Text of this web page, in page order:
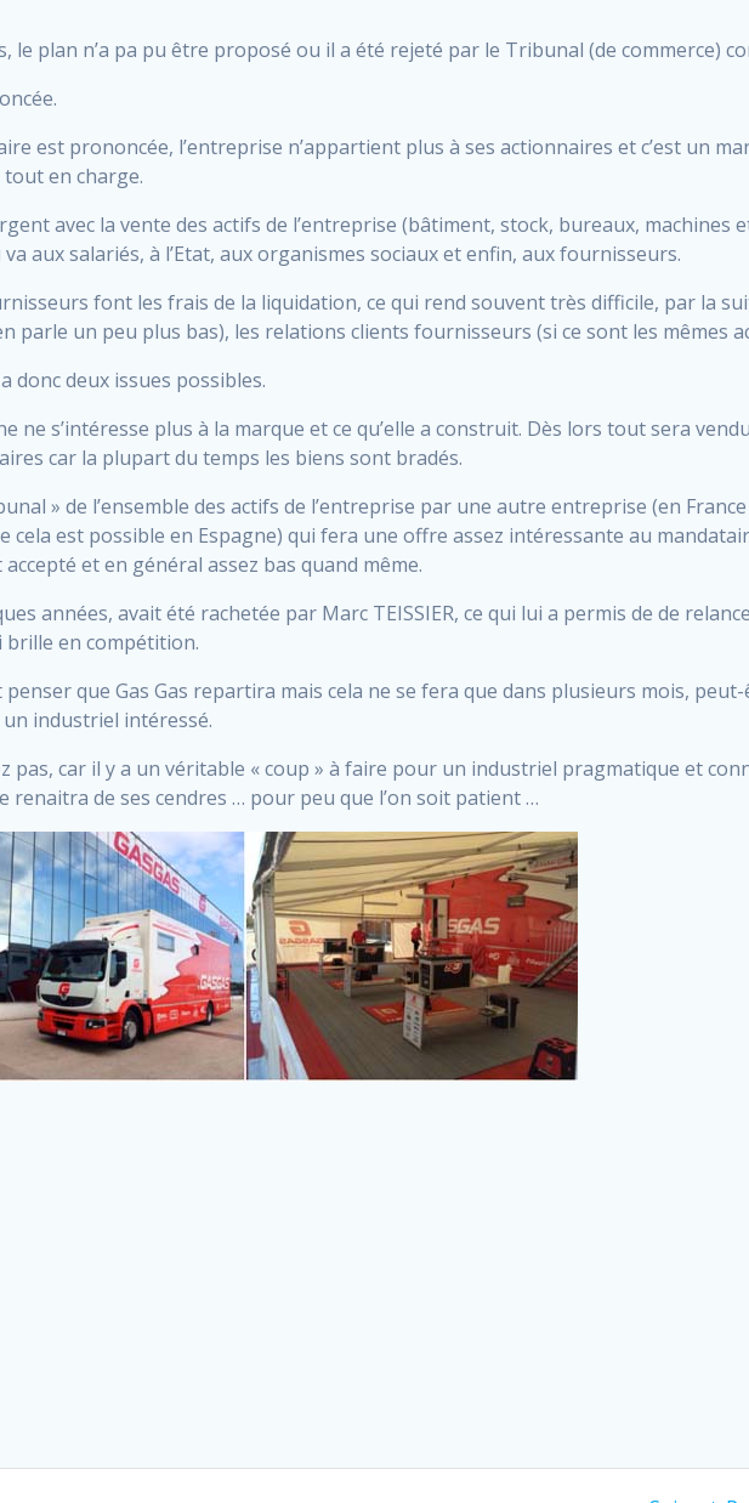
plan n’a pa pu être proposé ou il a été rejeté par le Tribunal (de commerce)
est prononcée, l’entreprise n’appartient plus à ses actionnaires et c’est un
en charge.
avec la vente des actifs de l’entreprise (bâtiment, stock, bureaux, machines
aux salariés, à l’Etat, aux organismes sociaux et enfin, aux fournisseurs.
font les frais de la liquidation, ce qui rend souvent très difficile, par la
parle un peu plus bas), les relations clients fournisseurs (si ce sont les mêmes
donc deux issues possibles.
ne s’intéresse plus à la marque et ce qu’elle a construit. Dès lors tout sera
car la plupart du temps les biens sont bradés.
» de l’ensemble des actifs de l’entreprise par une autre entreprise (en
cela est possible en Espagne) qui fera une offre assez intéressante au
et en général assez bas quand même.
années, avait été rachetée par Marc TEISSIER, ce qui lui a permis de de
brille en compétition.
que Gas Gas repartira mais cela ne se fera que dans plusieurs mois,
industriel intéressé.
pas, car il y a un véritable « coup » à faire pour un industriel pragmatique et
renaitra de ses cendres … pour peu que l’on soit patient …